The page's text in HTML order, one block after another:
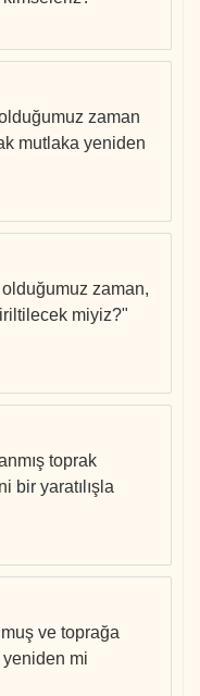
zaman
mutlaka yeniden
zaman,
miyiz?"
toprak
bir yaratılışla
ve toprağa
yeniden mi